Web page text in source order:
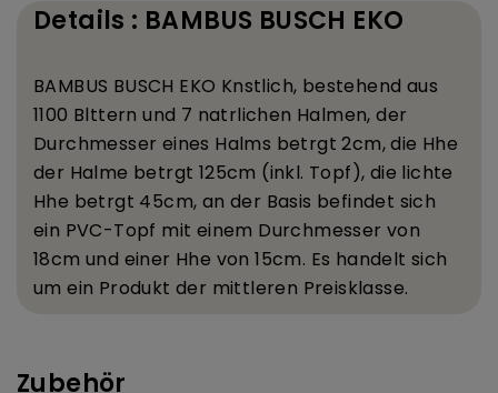
Details : BAMBUS BUSCH EKO
BAMBUS BUSCH EKO Knstlich, bestehend aus
1100 Blttern und 7 natrlichen Halmen, der
Durchmesser eines Halms betrgt 2cm, die Hhe
der Halme betrgt 125cm (inkl. Topf), die lichte
Hhe betrgt 45cm, an der Basis befindet sich
ein PVC-Topf mit einem Durchmesser von
18cm und einer Hhe von 15cm. Es handelt sich
um ein Produkt der mittleren Preisklasse.
Zubehör